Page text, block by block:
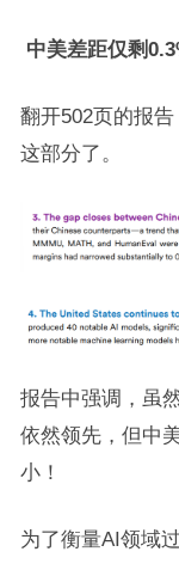
中美差距仅剩
翻开502页的报
这部分了。
报告中强调，虽
依然领先，但中
小！
为了衡量AI领域